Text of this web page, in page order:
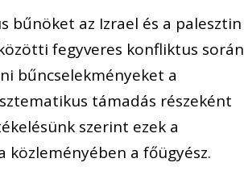
az Izrael és a palesztin
fegyveres konfliktus során
bűncselekményeket a
támadás részeként
szerint ezek a
a főügyész.